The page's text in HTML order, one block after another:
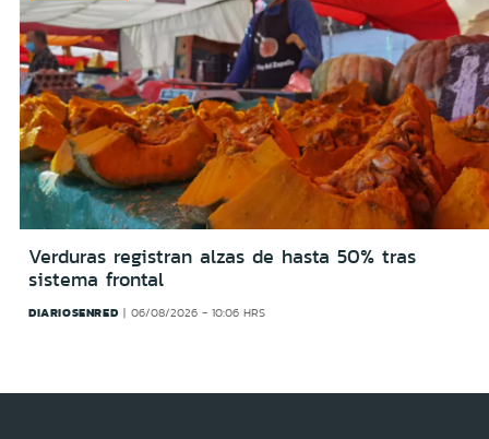
Verduras registran alzas de hasta 50% tras
sistema frontal
DIARIOSENRED 06/08/2026 - 10:06 HRS